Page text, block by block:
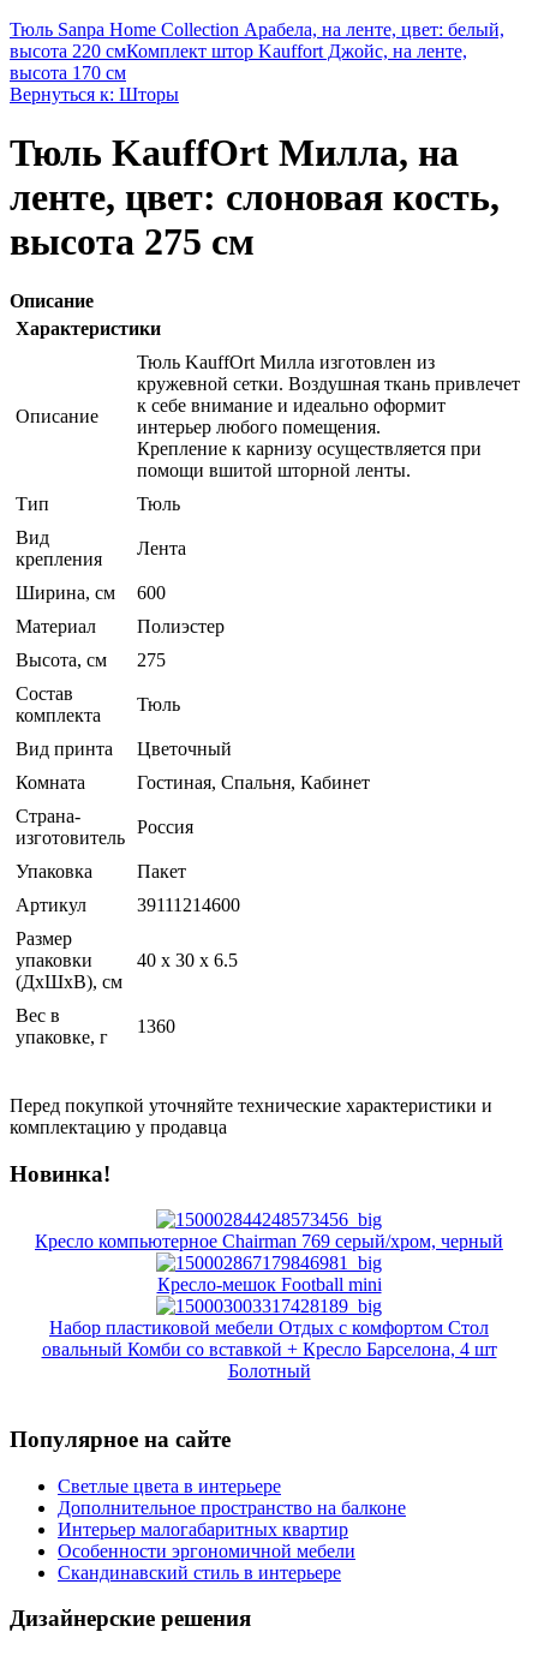
Тюль Sanpa Home Collection Арабела, на ленте, цвет: белый,
высота 220 смКомплект штор Kauffort Джойс, на ленте,
высота 170 см
Вернуться к: Шторы
Тюль KauffOrt Милла, на
ленте, цвет: слоновая кость,
высота 275 см
Описание
Характеристики
Описание
Тюль KauffOrt Милла изготовлен из
кружевной сетки. Воздушная ткань привлечет
к себе внимание и идеально оформит
интерьер любого помещения.
Крепление к карнизу осуществляется при
помощи вшитой шторной ленты.
Тип
Тюль
Вид
крепления
Лента
Ширина, см
600
Материал
Полиэстер
Высота, см
275
Состав
комплекта
Тюль
Вид принта
Цветочный
Комната
Гостиная, Спальня, Кабинет
Страна-
изготовитель
Россия
Упаковка
Пакет
Артикул
39111214600
Размер
упаковки
(ДхШхВ), см
40 x 30 x 6.5
Вес в
упаковке, г
1360
Перед покупкой уточняйте технические характеристики и
комплектацию у продавца
Новинка!
Кресло компьютерное Chairman 769 серый/хром, черный
Кресло-мешок Football mini
Набор пластиковой мебели Отдых с комфортом Стол
овальный Комби со вставкой + Кресло Барселона, 4 шт
Болотный
Популярное на сайте
Светлые цвета в интерьере
Дополнительное пространство на балконе
Интерьер малогабаритных квартир
Особенности эргономичной мебели
Скандинавский стиль в интерьере
Дизайнерские решения